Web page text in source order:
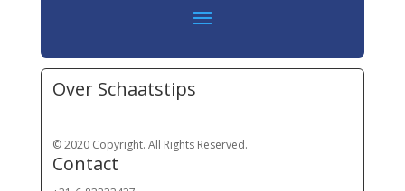
Over Schaatstips
© 2020 Copyright. All Rights Reserved.
Contact